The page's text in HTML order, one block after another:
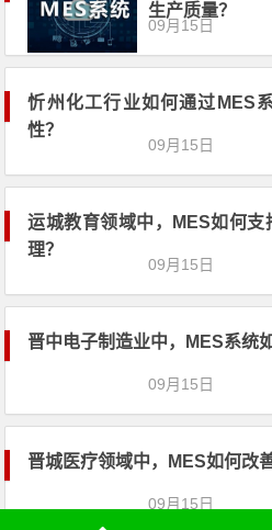
生产质量？
09月15日
忻州化工行业
09月15日
运城教育领域
09月15日
晋中电子制造
09月15日
晋城医疗领域中，MES如何改
09月15日